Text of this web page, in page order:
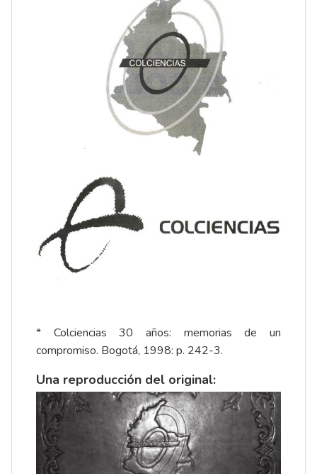
* Colciencias 30 años: memorias de un
compromiso. Bogotá, 1998: p. 242-3.
Una reproducción del original: